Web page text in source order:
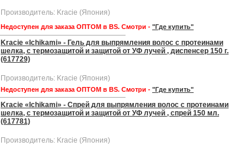
Производитель: Kracie (Япония)
Недоступен для заказа ОПТОМ в BS. Смотри - "Где купить"
Kracie «Ichikami» - Гель для выпрямления волос с протеинами
шелка, с термозащитой и защитой от УФ лучей , диспенсер 150 г.
(617729)
Производитель: Kracie (Япония)
Недоступен для заказа ОПТОМ в BS. Смотри - "Где купить"
Kracie «Ichikami» - Спрей для выпрямления волос с протеинами
шелка, с термозащитой и защитой от УФ лучей , спрей 150 мл.
(617781)
Производитель: Kracie (Япония)